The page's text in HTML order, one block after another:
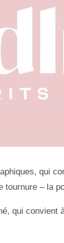
qui
tournure – la
qui